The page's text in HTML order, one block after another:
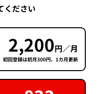
ください
2,200円／月
初回登録は初月300円、1カ月更新